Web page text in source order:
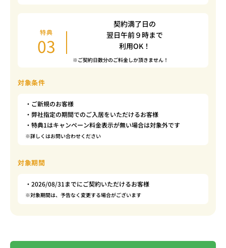
特典
03
契約満了日の
翌日午前９時まで
利用OK！
※ご契約日数分のご料金しか頂きません！
対象条件
・ご新規のお客様
・弊社指定の期間でのご入居をいただけるお客様
・特典1はキャンペーン料金表示が無い場合は対象外です
※詳しくはお問い合わせください
対象期間
・2026/08/31までにご契約いただけるお客様
※対象期間は、予告なく変更する場合がございます